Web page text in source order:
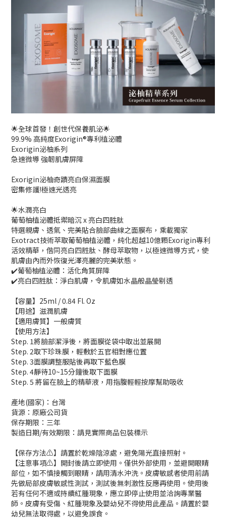
🌟全球首發！創世代保養肌泌🌟
99.9% 高純度Exorigin®專利植泌體
Exorigin泌柚系列
急速微導 強韌肌膚屏障
Exorigin泌柚奇蹟亮白保濕面膜
密集修護!極速光透亮
🌟水潤亮白
葡萄柚植泌體抵禦暗沉 x 亮白四胜肽
特選親膚、透氣、完美貼合臉部曲線之面膜布，乘載獨家
Exotract技術萃取葡萄柚植泌體，純化超越10億顆Exorigin專利
活效精華，偕同亮白四胜肽、酵母萃取物，以極速微導方式，使
肌膚由內而外恢復光澤亮麗的完美狀態。
✔️葡萄柚植泌體：活化角質屏障
✔️亮白四胜肽：淨白肌膚，令肌膚如水晶般晶瑩剔透
【容量】25ml / 0.84 Fl. Oz
【用途】滋潤肌膚
【適用膚質】一般膚質
【使用方法】
Step. 1將臉部潔淨後，將面膜從袋中取出並展開
Step. 2取下珍珠膜，輕敷於五官相對應位置
Step. 3面膜調整服貼後再取下藍色膜
Step. 4靜待10~15分鐘後取下面膜
Step. 5 將留在臉上的精華液，用指腹輕輕按摩幫助吸收
產地(國家)：台灣
貨源：原廠公司貨
保存期限：三年
製造日期/有效期限：請見實際商品包裝標示
【保存方法⚠️】請置於乾燥陰涼處，避免陽光直接照射。
【注意事項⚠️】開封後請立即使用。僅供外部使用，並避開眼睛
部位，如不慎接觸到眼睛，請用清水沖洗。皮膚敏感者使用前請
先做局部皮膚敏感性測試，測試後無刺激性反應再使用。使用後
若有任何不適或持續紅腫現象，應立即停止使用並洽詢專業醫
師。皮膚有受傷、紅腫現象及嬰幼兒不得使用此產品。請置於嬰
幼兒無法取得處，以避免誤食。